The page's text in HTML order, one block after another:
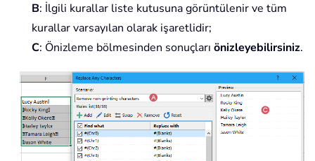
B: İlgili kurallar liste kutusuna görüntülenir ve tüm
kurallar varsayılan olarak işaretlidir;
C: Önizleme bölmesinden sonuçları önizleyebilirsiniz.